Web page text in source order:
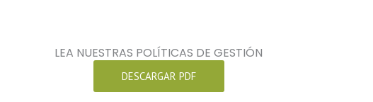
LEA NUESTRAS POLÍTICAS DE GESTIÓN
DESCARGAR PDF